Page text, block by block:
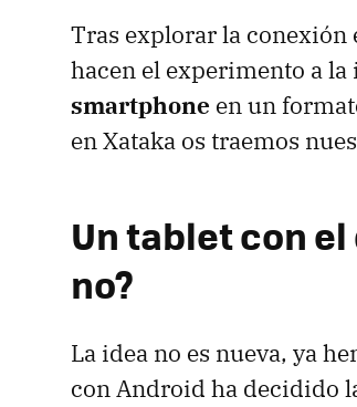
Tras explorar la conexión
hacen el experimento a la
smartphone en un
en Xataka os traemos
Un tablet con
no?
La idea no es nueva, ya
con Android ha decidido